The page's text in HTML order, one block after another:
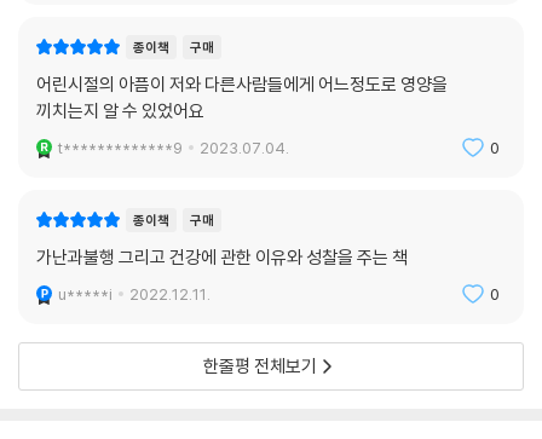
초기는 발달에 ‘결정적 시기이자 예민한 시기’로 특별한 기회의 시기이기
도 하다. 결정적 시기란 발달단계 중 특정 경험의 유무에 따라 돌이킬 수 없
는 변화가 일어나는 때를 말한다.
생길 위험성이 더 높기 때문에 자신의 주치의가 ACE 연구에 관해 알고 있
는지 확인해야 한다는 점이었다. ACE 연구를 알고 있는 의사라면 환자가
미치는지 이해하도록 도울 수 있고, 환자와 함께 그 병을 예방하고 조기에
계만이 아니라 면역계, 호르몬계, 심혈관계에도 영향을 끼쳐 평생 동안 건
강 문제를 일으킨다고 말한다. 그리고 이를 뇌 과학, 신경과학, 면역학, 임
상의학 등 최신 과학을 동원해 명료하게 증명한다.
스 반응 체계는 인류가 생존하고 현재까지 번성할 수 있게 해준 기적적인
진화의 산물이다. 우리 모두는 스트레스 반응 체계를 갖고 있는데, 그것은
유전과 생애 초기의 경험에 의해 세밀하게 조절되며 고도로 개인화된다.(1
문제는 스트레스 반응이 너무 자주 활성화되거나 스트레스 요인이 너무 강
종이책 구매
어린시절의 아픔이 저와 다른사람들에게 어느정도로 영양을
끼치는지 알 수 있었어요
t*************9 2023.07.04. 0
종이책 구매
가난과불행 그리고 건강에 관한 이유와 성찰을 주는 책
u*****i 2022.12.11. 0
한줄평 전체보기